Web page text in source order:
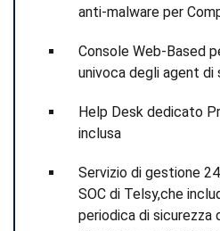
anti-malware per
Console Web-Based
univoca degli agent di
Help Desk dedicato
inclusa
Servizio di gestione
SOC di Telsy,che
periodica di